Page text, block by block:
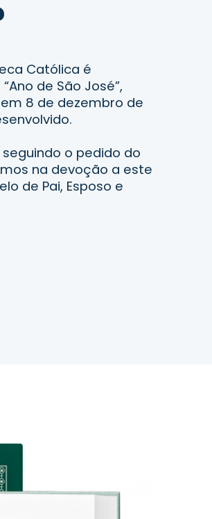
Católica é
de São José”,
8 de dezembro de
o pedido do
na devoção a este
de Pai, Esposo e